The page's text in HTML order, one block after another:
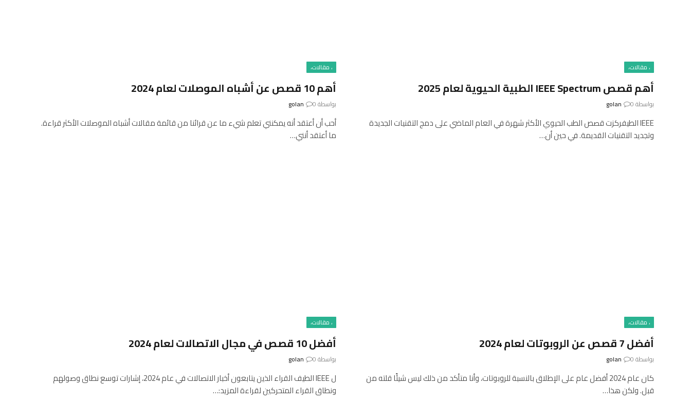
، مقالات،
أهم قصص IEEE Spectrum الطبية الحيوية لعام 2025
بواسطة golan 0
IEEE الطيفركزت قصص الطب الحيوي الأكثر شهرة في العام الماضي على دمج التقنيات الجديدة
وتجديد التقنيات القديمة. في حين أن…
، مقالات،
أهم 10 قصص عن أشباه الموصلات لعام 2024
بواسطة golan 0
أحب أن أعتقد أنه يمكنني تعلم شيء ما عن قرائنا من قائمة مقالات أشباه الموصلات الأكثر قراءة.
ما أعتقد أنني…
، مقالات،
أفضل 7 قصص عن الروبوتات لعام 2024
بواسطة golan 0
كان عام 2024 أفضل عام على الإطلاق بالنسبة للروبوتات، وأنا متأكد من ذلك ليس شيئًا قلته من
قبل. ولكن هذا…
، مقالات،
أفضل 10 قصص في مجال الاتصالات لعام 2024
بواسطة golan 0
ل IEEE الطيف القراء الذين يتابعون أخبار الاتصالات في عام 2024، إشارات توسع نطاق وصولهم
ونطاق القراء المتحركين لقراءة المزيد:…